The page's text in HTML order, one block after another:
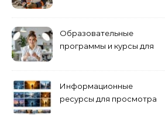
Образовательные
программы и курсы для
Информационные
ресурсы для просмотра